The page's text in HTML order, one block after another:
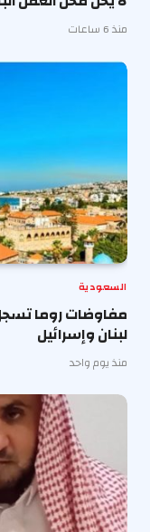
منذ 6 ساعات
السعودية
مفاوضات روما
لبنان وإسرائيل
منذ يوم واحد